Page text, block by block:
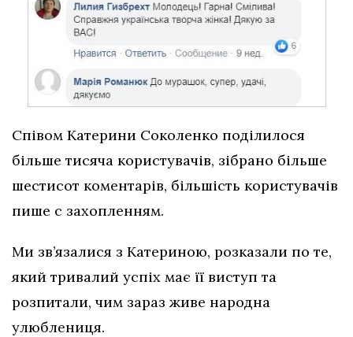
Співом Катерини Соколенко поділилося
більше тисяча користувачів, зібрано більше
шестисот коментарів, більшість користувачів
пише с захопленням.
Ми зв’язалися з Катериною, розказали по те,
який тривалий успіх має її виступ та
розпитали, чим зараз живе народна
улюблениця.